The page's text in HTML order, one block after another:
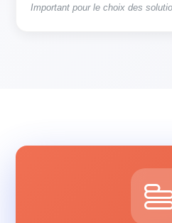
Important pour le choix des